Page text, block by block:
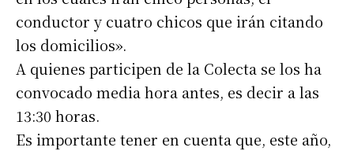
conductor y cuatro chicos que irán citando
los domicilios».
A quienes participen de la Colecta se los ha
convocado media hora antes, es decir a las
13:30 horas.
Es importante tener en cuenta que, este año,